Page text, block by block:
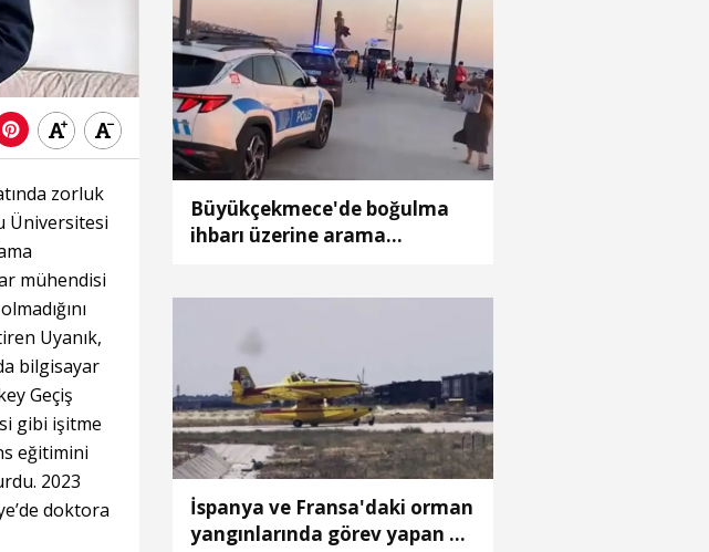
zorluk
Üniversitesi
mühendisi
Uyanık,
bilgisayar
Geçiş
gibi işitme
eğitimini
2023
doktora
Büyükçekmece'de boğulma
ihbarı üzerine arama
İspanya ve Fransa'daki orman
yangınlarında görev yapan 4